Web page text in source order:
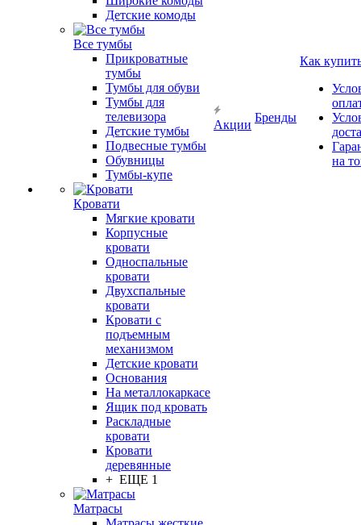
Детские комоды
Все тумбы
Прикроватные
тумбы
Тумбы для обуви
Тумбы для
телевизора
Детские тумбы
Подвесные тумбы
Обувницы
Тумбы-купе
Кровати
Мягкие кровати
Корпусные
кровати
Односпальные
кровати
Двухспальные
кровати
Кровати с
подъемным
механизмом
Детские кровати
Основания
На металлокаркасе
Ящик под кровать
Раскладные
кровати
Кровати
деревянные
+ ЕЩЕ 1
Матрасы
Акции
Бренды
Как
на